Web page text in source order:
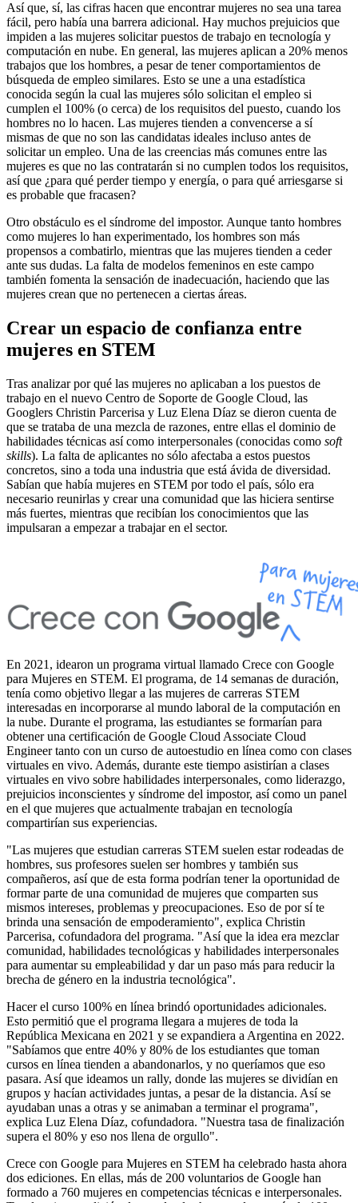
Así que, sí, las cifras hacen que encontrar mujeres no sea una tarea
fácil, pero había una barrera adicional. Hay muchos prejuicios que
impiden a las mujeres solicitar puestos de trabajo en tecnología y
computación en nube. En general, las mujeres aplican a 20% menos
trabajos que los hombres, a pesar de tener comportamientos de
búsqueda de empleo similares. Esto se une a una estadística
conocida según la cual las mujeres sólo solicitan el empleo si
cumplen el 100% (o cerca) de los requisitos del puesto, cuando los
hombres no lo hacen. Las mujeres tienden a convencerse a sí
mismas de que no son las candidatas ideales incluso antes de
solicitar un empleo. Una de las creencias más comunes entre las
mujeres es que no las contratarán si no cumplen todos los requisitos,
así que ¿para qué perder tiempo y energía, o para qué arriesgarse si
es probable que fracasen?
Otro obstáculo es el síndrome del impostor. Aunque tanto hombres
como mujeres lo han experimentado, los hombres son más
propensos a combatirlo, mientras que las mujeres tienden a ceder
ante sus dudas. La falta de modelos femeninos en este campo
también fomenta la sensación de inadecuación, haciendo que las
mujeres crean que no pertenecen a ciertas áreas.
Crear un espacio de confianza entre
mujeres en STEM
Tras analizar por qué las mujeres no aplicaban a los puestos de
trabajo en el nuevo Centro de Soporte de Google Cloud, las
Googlers Christin Parcerisa y Luz Elena Díaz se dieron cuenta de
que se trataba de una mezcla de razones, entre ellas el dominio de
habilidades técnicas así como interpersonales (conocidas como soft
skills). La falta de aplicantes no sólo afectaba a estos puestos
concretos, sino a toda una industria que está ávida de diversidad.
Sabían que había mujeres en STEM por todo el país, sólo era
necesario reunirlas y crear una comunidad que las hiciera sentirse
más fuertes, mientras que recibían los conocimientos que las
impulsaran a empezar a trabajar en el sector.
En 2021, idearon un programa virtual llamado Crece con Google
para Mujeres en STEM. El programa, de 14 semanas de duración,
tenía como objetivo llegar a las mujeres de carreras STEM
interesadas en incorporarse al mundo laboral de la computación en
la nube. Durante el programa, las estudiantes se formarían para
obtener una certificación de Google Cloud Associate Cloud
Engineer tanto con un curso de autoestudio en línea como con clases
virtuales en vivo. Además, durante este tiempo asistirían a clases
virtuales en vivo sobre habilidades interpersonales, como liderazgo,
prejuicios inconscientes y síndrome del impostor, así como un panel
en el que mujeres que actualmente trabajan en tecnología
compartirían sus experiencias.
"Las mujeres que estudian carreras STEM suelen estar rodeadas de
hombres, sus profesores suelen ser hombres y también sus
compañeros, así que de esta forma podrían tener la oportunidad de
formar parte de una comunidad de mujeres que comparten sus
mismos intereses, problemas y preocupaciones. Eso de por sí te
brinda una sensación de empoderamiento", explica Christin
Parcerisa, cofundadora del programa. "Así que la idea era mezclar
comunidad, habilidades tecnológicas y habilidades interpersonales
para aumentar su empleabilidad y dar un paso más para reducir la
brecha de género en la industria tecnológica".
Hacer el curso 100% en línea brindó oportunidades adicionales.
Esto permitió que el programa llegara a mujeres de toda la
República Mexicana en 2021 y se expandiera a Argentina en 2022.
"Sabíamos que entre 40% y 80% de los estudiantes que toman
cursos en línea tienden a abandonarlos, y no queríamos que eso
pasara. Así que ideamos un rally, donde las mujeres se dividían en
grupos y hacían actividades juntas, a pesar de la distancia. Así se
ayudaban unas a otras y se animaban a terminar el programa",
explica Luz Elena Díaz, cofundadora. "Nuestra tasa de finalización
supera el 80% y eso nos llena de orgullo".
Crece con Google para Mujeres en STEM ha celebrado hasta ahora
dos ediciones. En ellas, más de 200 voluntarios de Google han
formado a 760 mujeres en competencias técnicas e interpersonales.